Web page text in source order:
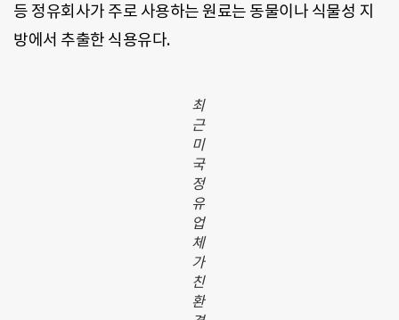
등 정유회사가 주로 사용하는 원료는 동물이나 식물성 지
방에서 추출한 식용유다.
최
근
미
국
정
유
업
체
가
친
환